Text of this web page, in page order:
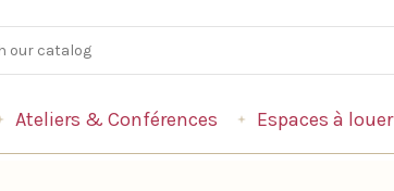
Ateliers & Conférences Espaces à louer